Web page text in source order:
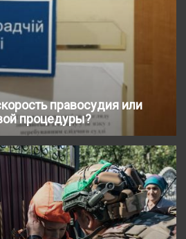
правосудия или
процедуры?